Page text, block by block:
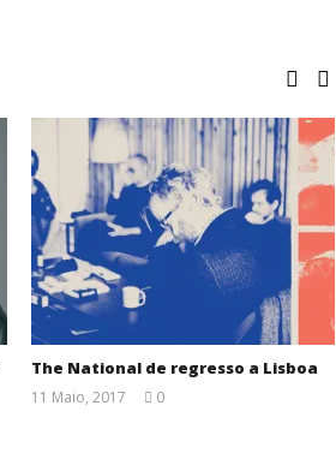
The National de regresso a Lisboa
11 Maio, 2017
0